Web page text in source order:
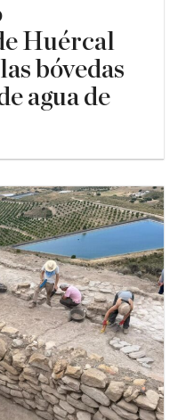
Huércal
bóvedas
agua de